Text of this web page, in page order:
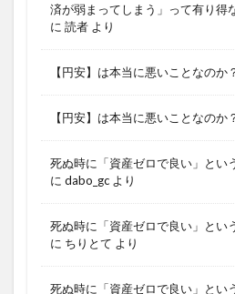
済が弱まってしまう」って有り得
に 読者 より
【円安】は本当に悪いことなのか
【円安】は本当に悪いことなのか
死ぬ時に「資産ゼロで良い」とい
に dabo_gc より
死ぬ時に「資産ゼロで良い」とい
に ちりとて より
死ぬ時に「資産ゼロで良い」とい